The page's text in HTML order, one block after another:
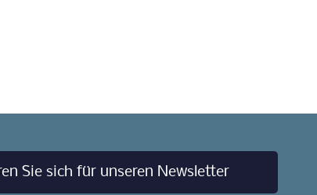
Sie sich für unseren Newsletter